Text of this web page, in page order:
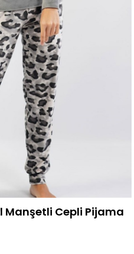
Manşetli Cepli Pijama